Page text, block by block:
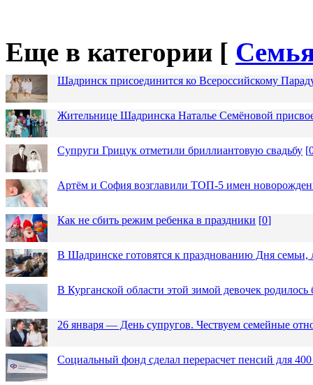
Еще в категории [
Шадринск присоединится ко Всероссийскому
Жительнице Шадринска Наталье Семёновой
Супруги Грицук отметили бриллиантовую свадьбу [
Артём и София возглавили ТОП-5 имен
Как не сбить режим ребенка в праздники [0]
В Шадринске готовятся к празднованию Дня семьи,
В Курганской области этой зимой девочек
26 января — День супругов. Чествуем семейные
Социальный фонд сделал перерасчет пенсий для